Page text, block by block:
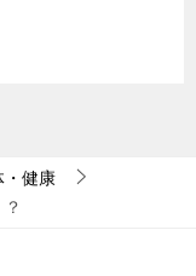
・健康